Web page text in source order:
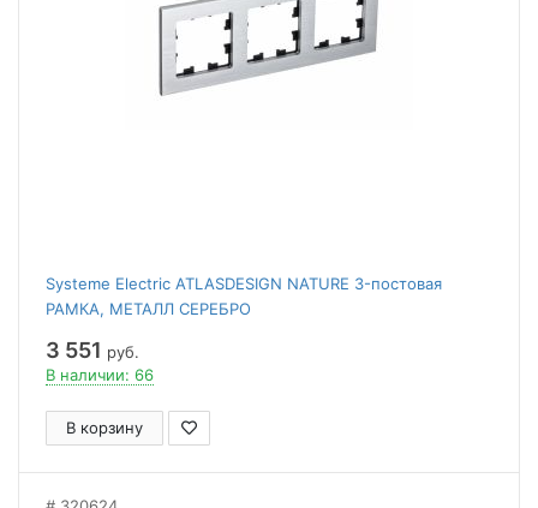
Systeme Electric ATLASDESIGN NATURE 3-постовая
РАМКА, МЕТАЛЛ СЕРЕБРО
3 551 руб.
В наличии: 66
В корзину